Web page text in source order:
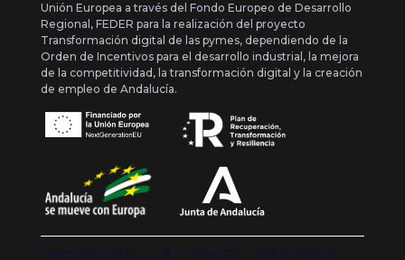
Unión Europea a través del Fondo Europeo de Desarrollo
Regional, FEDER para la realización del proyecto
Transformación digital de las pymes, dependiendo de la
Orden de Incentivos para el desarrollo industrial, la mejora
de la competitividad, la transformación digital y la creación
de empleo de Andalucía.
Copyright {{ date('Y') }} ® Franquishop. Todos los derechos